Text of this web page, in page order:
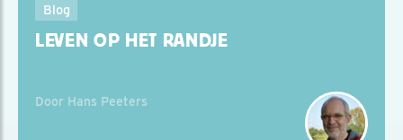
Blog
LEVEN OP HET RANDJE
Door Hans Peeters